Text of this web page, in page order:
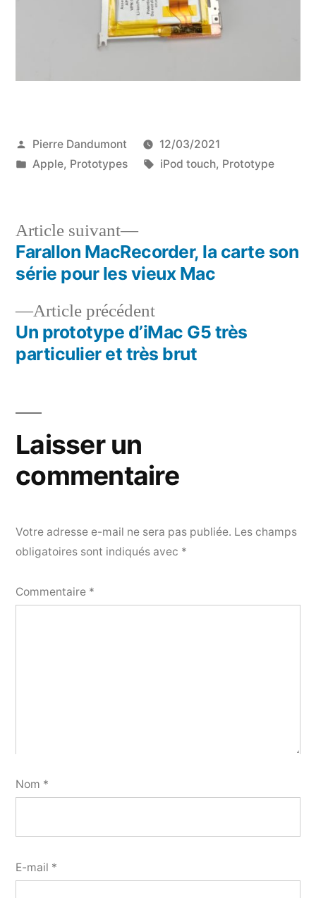
Publié
par
Pierre Dandumont
12/03/2021
Publié
Apple, Prototypes Étiquettes :
iPod touch, Prototype
Navigation
l’article
Article précédentArticle
précédent :
Un prototype d’iMac G5 très
particulier et très brut
Article suivant
Article
suivant :
Farallon MacRecorder, la carte son
série pour les vieux Mac
Laisser un
commentaire
Votre adresse e-mail ne sera pas publiée. Les champs
obligatoires sont indiqués avec *
Commentaire *
Nom *
E-mail *